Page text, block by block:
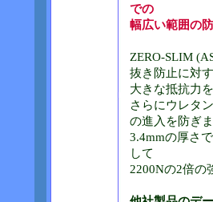
での
幅広い範囲の
ZERO-SLIM
抜き防止に対
大きな抵抗力
さらにウレタ
の進入を防ぎ
3.4mmの厚さ
して
2200Nの2倍の